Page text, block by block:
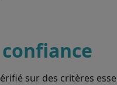
sur des critères